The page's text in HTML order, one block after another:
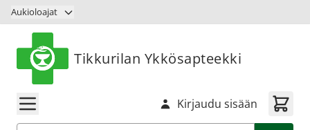
Siirry sisältöön
Aukioloajat
Tikkurilan Ykkösapteekki
Kirjaudu sisään